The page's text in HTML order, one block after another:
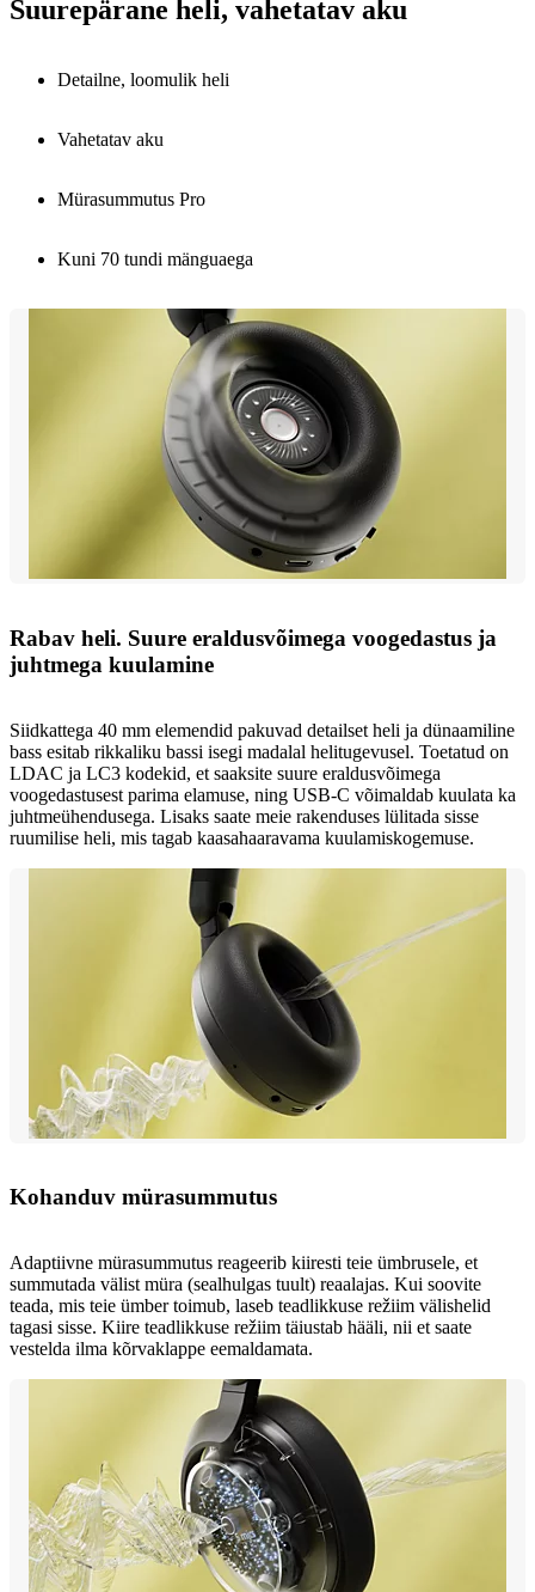
Suurepärane heli, vahetatav aku
Detailne, loomulik heli
Vahetatav aku
Mürasummutus Pro
Kuni 70 tundi mänguaega
Rabav heli. Suure eraldusvõimega voogedastus ja
juhtmega kuulamine
Siidkattega 40 mm elemendid pakuvad detailset heli ja dünaamiline
bass esitab rikkaliku bassi isegi madalal helitugevusel. Toetatud on
LDAC ja LC3 kodekid, et saaksite suure eraldusvõimega
voogedastusest parima elamuse, ning USB-C võimaldab kuulata ka
juhtmeühendusega. Lisaks saate meie rakenduses lülitada sisse
ruumilise heli, mis tagab kaasahaaravama kuulamiskogemuse.
Kohanduv mürasummutus
Adaptiivne mürasummutus reageerib kiiresti teie ümbrusele, et
summutada välist müra (sealhulgas tuult) reaalajas. Kui soovite
teada, mis teie ümber toimub, laseb teadlikkuse režiim välishelid
tagasi sisse. Kiire teadlikkuse režiim täiustab hääli, nii et saate
vestelda ilma kõrvaklappe eemaldamata.